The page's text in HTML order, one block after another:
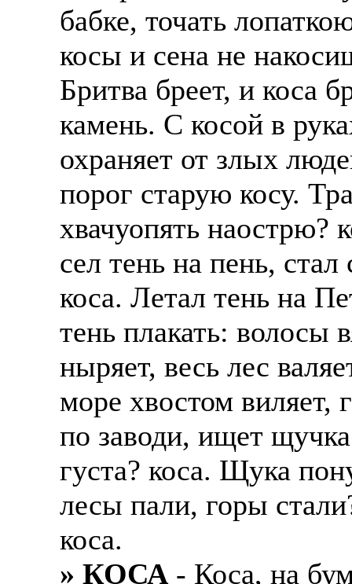
бабке, точать
косы и сена не
Бритва бреет, и коса
камень. С косой в
охраняет от злых
порог старую косу.
хвачуопять наострю?
сел тень на пень,
коса. Летал тень на
тень плакать: волосы
ныряет, весь лес
море хвостом виляет,
по заводи, ищет
густа? коса. Щука
лесы пали, горы
коса.
» КОСА- Коса, на